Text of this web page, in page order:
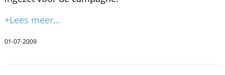
+Lees meer...
01-07-2009